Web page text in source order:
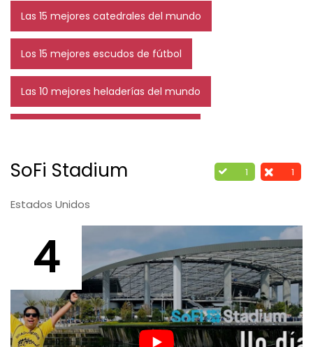
Las 15 mejores catedrales del mundo
Los 15 mejores escudos de fútbol
Las 10 mejores heladerías del mundo
1 1
SoFi Stadium
Estados Unidos
4